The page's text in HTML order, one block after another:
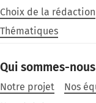
Choix de la rédaction
Thématiques
Qui sommes-
Notre projet Nos